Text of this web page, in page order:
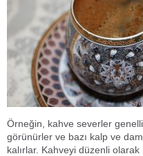
Örneğin, kahve severler
görünürler ve bazı kalp ve
kalırlar. Kahveyi düzenli